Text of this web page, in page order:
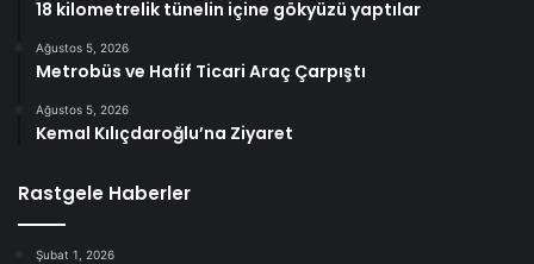
18 kilometrelik tünelin içine gökyüzü yaptılar
Ağustos 5, 2026
Metrobüs ve Hafif Ticari Araç Çarpıştı
Ağustos 5, 2026
Kemal Kılıçdaroğlu’na Ziyaret
Rastgele Haberler
Şubat 1, 2026